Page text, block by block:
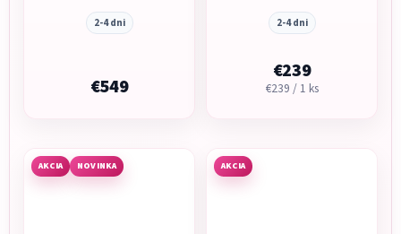
2-4 dni
€549
2-4 dni
€239
Jednotková
€239 / 1 ks
AKCIA NOVINKA AKCIA